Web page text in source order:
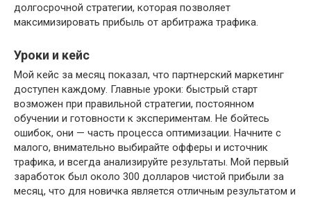
долгосрочной стратегии, которая позволяет
максимизировать прибыль от арбитража трафика.
Уроки и кейс
Мой кейс за месяц показал, что партнерский маркетинг
доступен каждому. Главные уроки: быстрый старт
возможен при правильной стратегии, постоянном
обучении и готовности к экспериментам. Не бойтесь
ошибок, они — часть процесса оптимизации. Начните с
малого, внимательно выбирайте офферы и источник
трафика, и всегда анализируйте результаты. Мой первый
заработок был около 300 долларов чистой прибыли за
месяц, что для новичка является отличным результатом и